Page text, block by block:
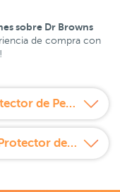
sobre Dr Browns
de compra con
¿Cómo usar Dr Browns Protector de Pezón 2 unidades?
Propiedades de Dr Browns Protector de Pezón 2 unidades